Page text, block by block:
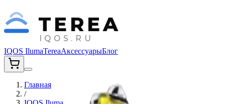
TEREA
IQOS.RU
IQOS IlumaTereaАксессуарыБлог
Главная
/